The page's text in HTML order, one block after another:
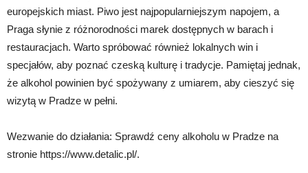
europejskich miast. Piwo jest najpopularniejszym napojem, a
Praga słynie z różnorodności marek dostępnych w barach i
restauracjach. Warto spróbować również lokalnych win i
specjałów, aby poznać czeską kulturę i tradycje. Pamiętaj jednak,
że alkohol powinien być spożywany z umiarem, aby cieszyć się
wizytą w Pradze w pełni.
Wezwanie do działania: Sprawdź ceny alkoholu w Pradze na
stronie https://www.detalic.pl/.